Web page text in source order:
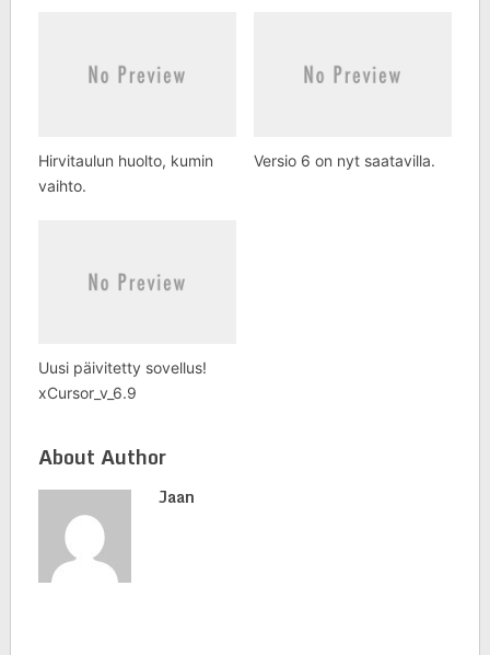
Hirvitaulun huolto, kumin
vaihto.
Versio 6 on nyt saatavilla.
Uusi päivitetty sovellus!
xCursor_v_6.9
About Author
Jaan